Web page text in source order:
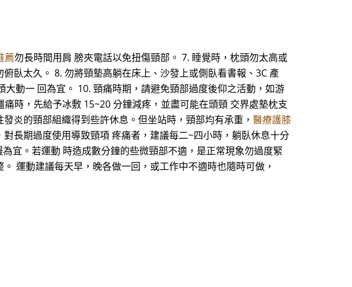
薦勿長時間用肩 膀夾電話以免扭傷頸部。 7. 睡覺時，枕頭勿太高或
臥太久。 8. 勿將頸墊高躺在床上、沙發上或側臥看書報、3C 產
動一 回為宜。 10. 頸痛時期，請避免頸部過度後仰之活動，如游
時，先給予冰敷 15~20 分鐘減疼，並盡可能在頭頸 交界處墊枕支
炎的頸部組織得到些許休息。但坐站時，頸部均有承重， 醫療護膝
長期過度使用導致頸項 疼痛者，建議每二~四小時，躺臥休息十分
宜。若運動 時造成數分鐘的些微頸部不適，是正常現象勿過度緊
運動建議每天早，晚各做一回，或工作中不適時也隨時可做，